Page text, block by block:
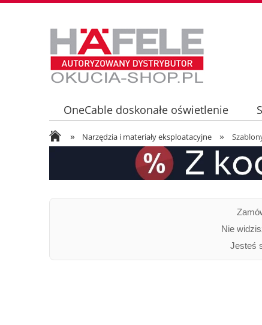
OneCable doskonałe oświetlenie
Oświetlenie LED LOOX5 - informacje
» Narzędzia i materiały eksploatacyjne »
Nie
Jesteś